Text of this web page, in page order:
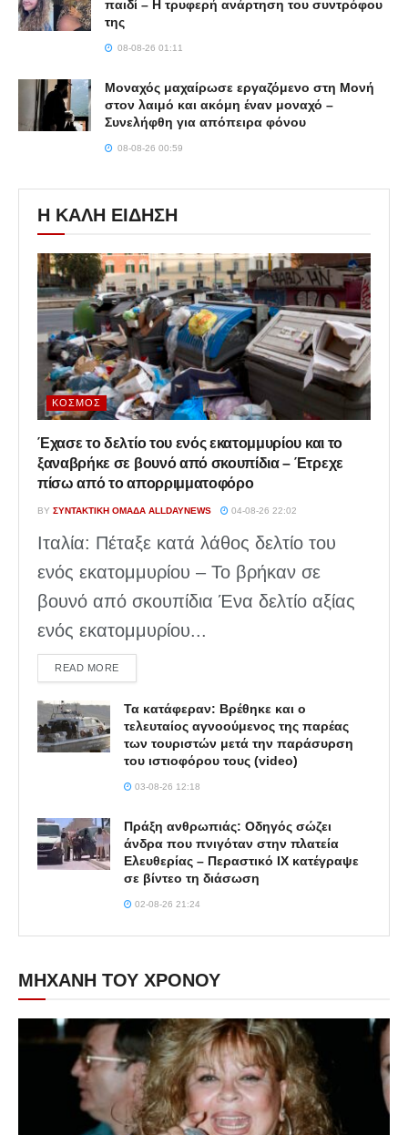
παιδί – Η τρυφερή ανάρτηση του συντρόφου
της
08-08-26 01:11
Μοναχός μαχαίρωσε εργαζόμενο στη Μονή
στον λαιμό και ακόμη έναν μοναχό –
Συνελήφθη για απόπειρα φόνου
08-08-26 00:59
Η ΚΑΛΗ ΕΙΔΗΣΗ
ΚΌΣΜΟΣ
Έχασε το δελτίο του ενός εκατομμυρίου και το
ξαναβρήκε σε βουνό από σκουπίδια – Έτρεχε
πίσω από το απορριμματοφόρο
BY ΣΥΝΤΑΚΤΙΚΉ ΟΜΆΔΑ ALLDAYNEWS 04-08-26 22:02
Ιταλία: Πέταξε κατά λάθος δελτίο του
ενός εκατομμυρίου – Το βρήκαν σε
βουνό από σκουπίδια Ένα δελτίο αξίας
ενός εκατομμυρίου...
READ MOREDETAILS
Τα κατάφεραν: Βρέθηκε και ο
τελευταίος αγνοούμενος της παρέας
των τουριστών μετά την παράσυρση
του ιστιοφόρου τους (video)
03-08-26 12:18
Πράξη ανθρωπιάς: Οδηγός σώζει
άνδρα που πνιγόταν στην πλατεία
Ελευθερίας – Περαστικό ΙΧ κατέγραψε
σε βίντεο τη διάσωση
02-08-26 21:24
ΜΗΧΑΝΗ ΤΟΥ ΧΡΟΝΟΥ